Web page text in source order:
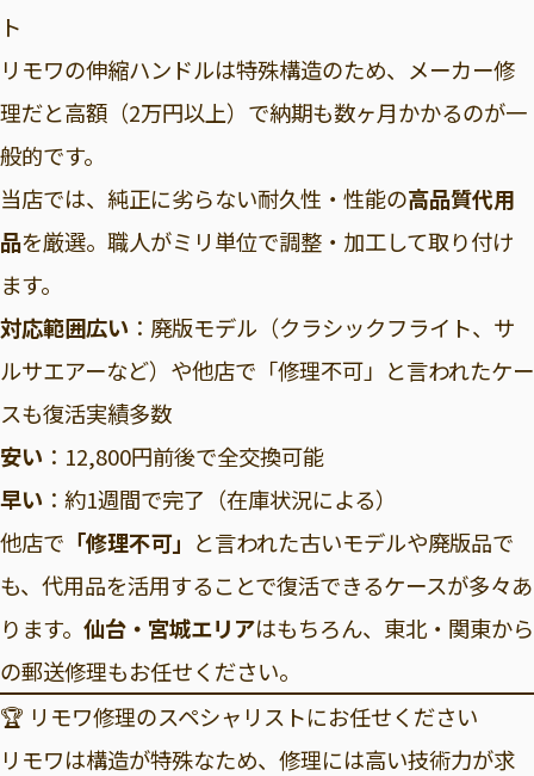
ト
リモワの伸縮ハンドルは特殊構造のため、メーカー修
理だと高額（2万円以上）で納期も数ヶ月かかるのが一
般的です。
当店では、純正に劣らない耐久性・性能の高品質代用
品を厳選。職人がミリ単位で調整・加工して取り付け
ます。
対応範囲広い ：廃版モデル（クラシックフライト、サ
ルサエアーなど）や他店で「修理不可」と言われたケー
スも復活実績多数
安い ：12,800円前後で全交換可能
早い ：約1週間で完了（在庫状況による）
他店で 「修理不可」 と言われた古いモデルや廃版品で
も、代用品を活用することで復活できるケースが多々あ
ります。 仙台・宮城エリアはもちろん、東北・関東から
の郵送修理もお任せください。
🏆 リモワ修理のスペシャリストにお任せください
リモワは構造が特殊なため、修理には高い技術力が求